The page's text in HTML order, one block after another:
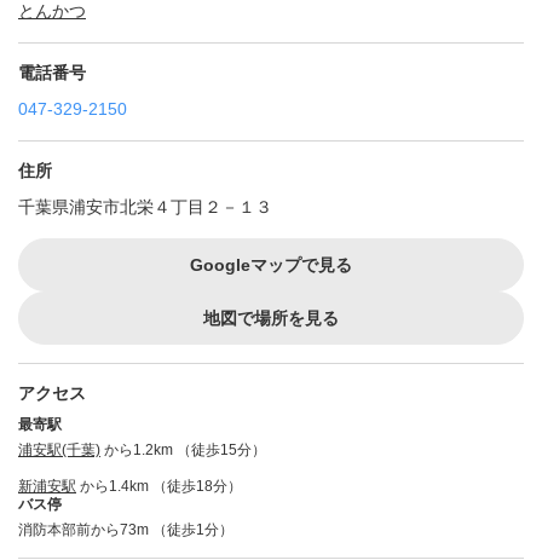
とんかつ
電話番号
047-329-2150
住所
千葉県浦安市北栄４丁目２－１３
Googleマップで見る
地図で場所を見る
アクセス
最寄駅
浦安駅(千葉) から1.2km （徒歩15分）
新浦安駅 から1.4km （徒歩18分）
バス停
消防本部前から73m （徒歩1分）